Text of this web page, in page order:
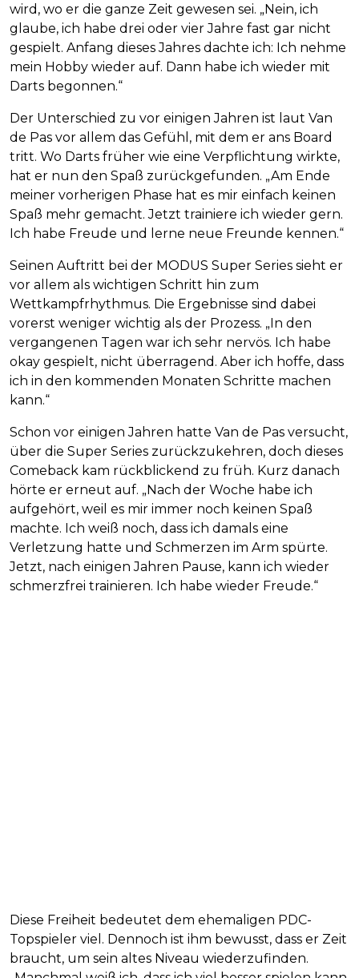
wird, wo er die ganze Zeit gewesen sei. „Nein, ich
glaube, ich habe drei oder vier Jahre fast gar nicht
gespielt. Anfang dieses Jahres dachte ich: Ich nehme
mein Hobby wieder auf. Dann habe ich wieder mit
Darts begonnen.“
Der Unterschied zu vor einigen Jahren ist laut Van
de Pas vor allem das Gefühl, mit dem er ans Board
tritt. Wo Darts früher wie eine Verpflichtung wirkte,
hat er nun den Spaß zurückgefunden. „Am Ende
meiner vorherigen Phase hat es mir einfach keinen
Spaß mehr gemacht. Jetzt trainiere ich wieder gern.
Ich habe Freude und lerne neue Freunde kennen.“
Seinen Auftritt bei der MODUS Super Series sieht er
vor allem als wichtigen Schritt hin zum
Wettkampfrhythmus. Die Ergebnisse sind dabei
vorerst weniger wichtig als der Prozess. „In den
vergangenen Tagen war ich sehr nervös. Ich habe
okay gespielt, nicht überragend. Aber ich hoffe, dass
ich in den kommenden Monaten Schritte machen
kann.“
Schon vor einigen Jahren hatte Van de Pas versucht,
über die Super Series zurückzukehren, doch dieses
Comeback kam rückblickend zu früh. Kurz danach
hörte er erneut auf. „Nach der Woche habe ich
aufgehört, weil es mir immer noch keinen Spaß
machte. Ich weiß noch, dass ich damals eine
Verletzung hatte und Schmerzen im Arm spürte.
Jetzt, nach einigen Jahren Pause, kann ich wieder
schmerzfrei trainieren. Ich habe wieder Freude.“
Diese Freiheit bedeutet dem ehemaligen PDC-
Topspieler viel. Dennoch ist ihm bewusst, dass er Zeit
braucht, um sein altes Niveau wiederzufinden.